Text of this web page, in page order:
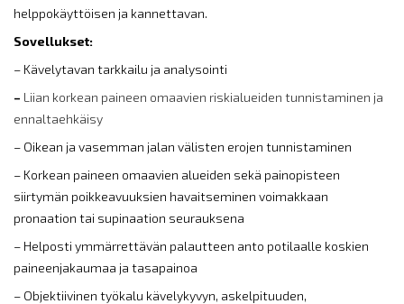
helppokäyttöisen ja kannettavan.
Sovellukset:
– Kävelytavan tarkkailu ja analysointi
– Liian korkean paineen omaavien riskialueiden tunnistaminen ja
ennaltaehkäisy
– Oikean ja vasemman jalan välisten erojen tunnistaminen
– Korkean paineen omaavien alueiden sekä painopisteen
siirtymän poikkeavuuksien havaitseminen voimakkaan
pronaation tai supinaation seurauksena
– Helposti ymmärrettävän palautteen anto potilaalle koskien
paineenjakaumaa ja tasapainoa
– Objektiivinen työkalu kävelykyvyn, askelpituuden,